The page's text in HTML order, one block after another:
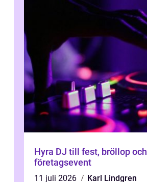
Hyra DJ till fest, bröllop och
företagsevent
11 juli 2026
Karl Lindgren